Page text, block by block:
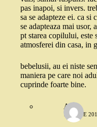
pas inapoi, si invers.
sa se adapteze ei. ca
se adapteaza mai
pt starea copilului, este
atmosferei din casa, in
bebelusii, au ei niste
maniera pe care noi
cuprinde foarte bine.
Alina
17 IUNIE